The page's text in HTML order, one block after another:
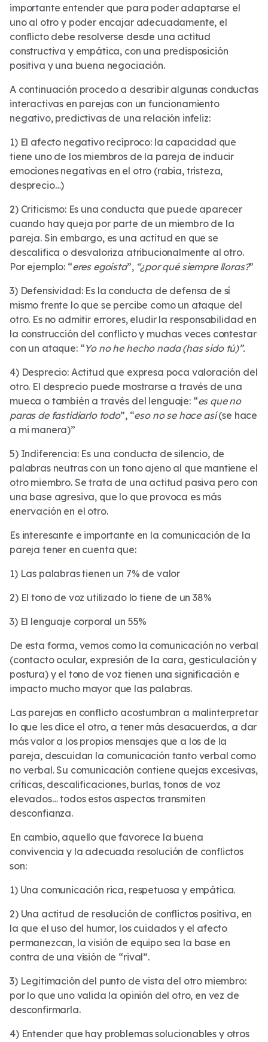
importante entender que para poder adaptarse el
uno al otro y poder encajar adecuadamente, el
conflicto debe resolverse desde una actitud
constructiva y empática, con una predisposición
positiva y una buena negociación.
A continuación procedo a describir algunas conductas
interactivas en parejas con un funcionamiento
negativo, predictivas de una relación infeliz:
1) El afecto negativo recíproco: la capacidad que
tiene uno de los miembros de la pareja de inducir
emociones negativas en el otro (rabia, tristeza,
desprecio…)
2) Criticismo: Es una conducta que puede aparecer
cuando hay queja por parte de un miembro de la
pareja. Sin embargo, es una actitud en que se
descalifica o desvaloriza atribucionalmente al otro.
Por ejemplo: “eres egoísta”, “¿por qué siempre lloras?”
3) Defensividad: Es la conducta de defensa de sí
mismo frente lo que se percibe como un ataque del
otro. Es no admitir errores, eludir la responsabilidad en
la construcción del conflicto y muchas veces contestar
con un ataque: “Yo no he hecho nada (has sido tú)”.
4) Desprecio: Actitud que expresa poca valoración del
otro. El desprecio puede mostrarse a través de una
mueca o también a través del lenguaje: “es que no
paras de fastidiarlo todo”, “eso no se hace así(se hace
a mi manera)”
5) Indiferencia: Es una conducta de silencio, de
palabras neutras con un tono ajeno al que mantiene el
otro miembro. Se trata de una actitud pasiva pero con
una base agresiva, que lo que provoca es más
enervación en el otro.
Es interesante e importante en la comunicación de la
pareja tener en cuenta que:
1) Las palabras tienen un 7% de valor
2) El tono de voz utilizado lo tiene de un 38%
3) El lenguaje corporal un 55%
De esta forma, vemos como la comunicación no verbal
(contacto ocular, expresión de la cara, gesticulación y
postura) y el tono de voz tienen una significación e
impacto mucho mayor que las palabras.
Las parejas en conflicto acostumbran a malinterpretar
lo que les dice el otro, a tener más desacuerdos, a dar
más valor a los propios mensajes que a los de la
pareja, descuidan la comunicación tanto verbal como
no verbal. Su comunicación contiene quejas excesivas,
críticas, descalificaciones, burlas, tonos de voz
elevados… todos estos aspectos transmiten
desconfianza.
En cambio, aquello que favorece la buena
convivencia y la adecuada resolución de conflictos
son:
1) Una comunicación rica, respetuosa y empática.
2) Una actitud de resolución de conflictos positiva, en
la que el uso del humor, los cuidados y el afecto
permanezcan, la visión de equipo sea la base en
contra de una visión de “rival”.
3) Legitimación del punto de vista del otro miembro:
por lo que uno valida la opinión del otro, en vez de
desconfirmarla.
4) Entender que hay problemas solucionables y otros